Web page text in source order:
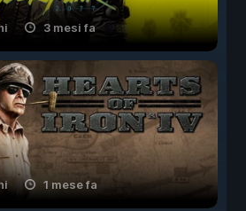
3 mesi fa
1 mese fa